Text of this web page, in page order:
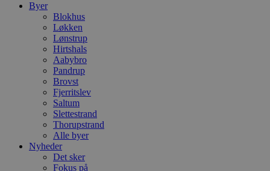
Byer
Blokhus
Løkken
Lønstrup
Hirtshals
Aabybro
Pandrup
Brovst
Fjerritslev
Saltum
Slettestrand
Thorupstrand
Alle byer
Nyheder
Det sker
Fokus på